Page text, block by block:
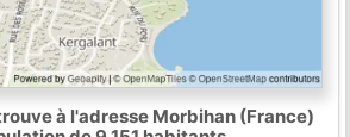
à l'adresse Morbihan (France)